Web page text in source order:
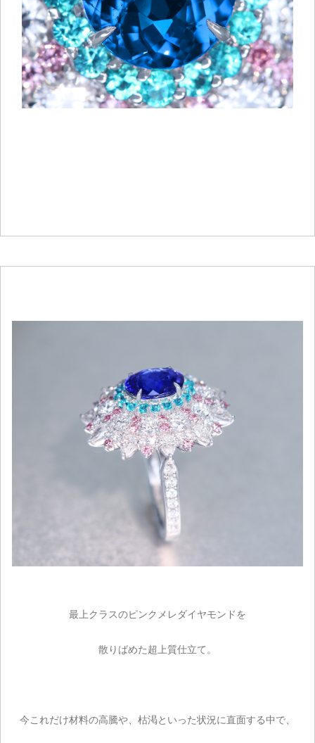
最上クラスのピンクメレダイヤモンドを
散りばめた超上質仕立て。
今これだけ材料の高騰や、枯渇といった状況に直面する中で、